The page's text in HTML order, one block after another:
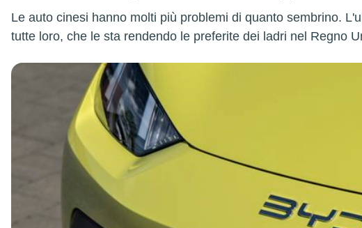
Le auto cinesi hanno molti più problemi di quanto sembrino.
tutte loro, che le sta rendendo le preferite dei ladri nel Regno